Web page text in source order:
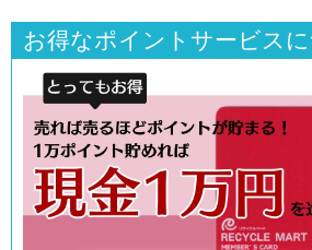
お得なポイントサービス